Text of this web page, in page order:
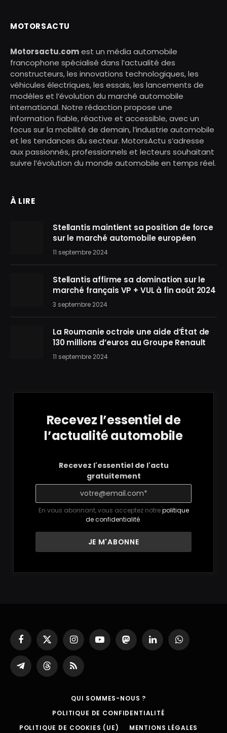
MOTORSACTU
Motorsactu.comest un média automobile
francophone spécialisé dans l’actualité des
constructeurs, les innovations technologiques, les
véhicules électriques, les essais, les lancements de
modèles et l’évolution du marché automobile
international. Notre rédaction propose une
information fiable, réactive et accessible, avec un
focus sur la mobilité de demain, l’industrie automobile
et les tendances du secteur. MotorsActu s’adresse
aux passionnés, professionnels et lecteurs souhaitant
suivre l’évolution du monde automobile en temps réel.
À LIRE
Stellantis maintient sa position de force
sur le marché automobile européen
11 septembre 2024
Stellantis affirme sa domination sur le
marché français VP + VUL à fin août 2024
3 septembre 2024
La Roumanie octroie une aide d’État de
130 millions d’euros au Groupe Renault
11 septembre 2024
Recevez l’essentiel de
l’actualité automobile
Recevez l'essentiel de l'actu
gratuitement
En vous abonnant, vous acceptez notrepolitique
de confidentialité.
Facebook
X
(Twitter)
InstagramYouTubeMastodonLinkedInWhatsApp
Partager
sur
ThreadsRSS
QUI SOMMES-NOUS ?
POLITIQUE DE CONFIDENTIALITÉ
POLITIQUE DE COOKIES (UE)
MENTIONS LÉGALES